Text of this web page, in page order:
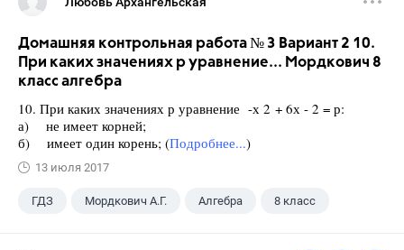
Домашняя контрольная работа № 3 Вариант 2 10.
При каких значениях р уравнение... Мордкович 8
класс алгебра
10. При каких значениях р уравнение -х 2 + 6х - 2 = р:
а) не имеет корней;
б) имеет один корень; (Подробнее...)
13 июля 2017
ГДЗ Мордкович А.Г. Алгебра 8 класс